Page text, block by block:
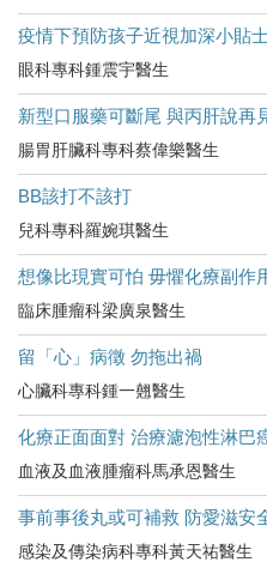
疫情下預防孩子近視加深小貼
眼科專科鍾震宇醫生
新型口服藥可斷尾 與丙肝說再
腸胃肝臟科專科蔡偉樂醫生
BB該打不該打
兒科專科羅婉琪醫生
想像比現實可怕 毋懼化療副作
臨床腫瘤科梁廣泉醫生
留「心」病徵 勿拖出禍
心臟科專科鍾一翹醫生
化療正面面對 治療濾泡性淋巴
血液及血液腫瘤科馬承恩醫生
事前事後丸或可補救 防愛滋安
感染及傳染病科專科黃天祐醫生